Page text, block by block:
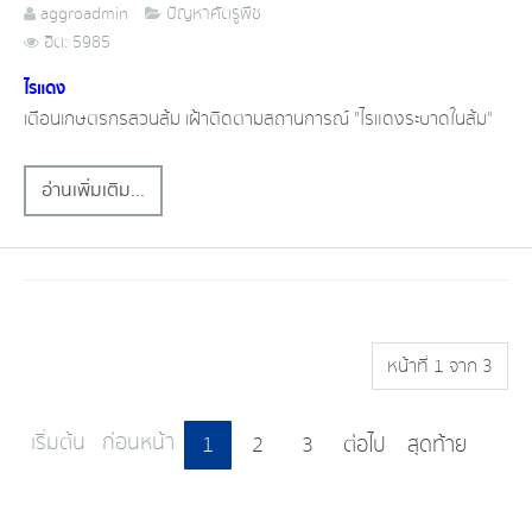
aggroadmin
ปัญหาศัตรูพืช
ฮิต: 5985
ไรแดง
เตือน​เกษตรกรสวนส้ม เฝ้าติดตามสถานการณ์​ "ไรแดงระบาดในส้ม"
อ่านเพิ่มเติม...
หน้าที่ 1 จาก 3
เริ่มต้น ก่อนหน้า 1 2 3 ต่อไป สุดท้าย